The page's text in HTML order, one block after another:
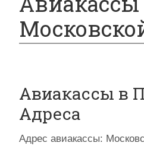
Авиакассы в
Адреса
Адрес авиакассы: